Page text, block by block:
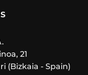
21
(Bizkaia - Spain)